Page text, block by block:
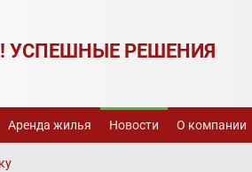
УСПЕШНЫЕ РЕШЕНИЯ
Аренда жилья Новости О компании